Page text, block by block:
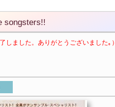
songsters!!
了しました。ありがとうございました｡）